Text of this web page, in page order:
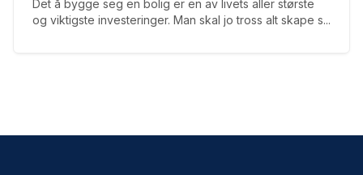
Det å bygge seg en bolig er en av livets aller største
og viktigste investeringer. Man skal jo tross alt skape s...